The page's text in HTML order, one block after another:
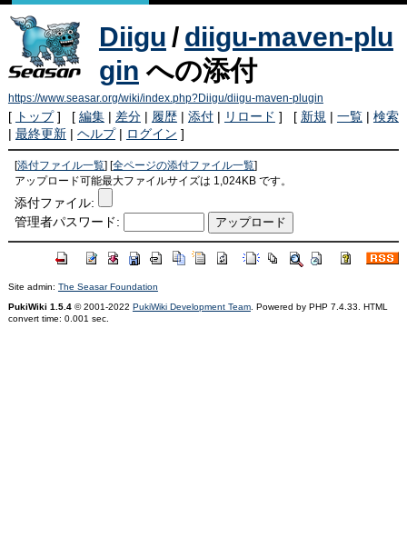
Diigu / diigu-maven-plu
gin への添付
https://www.seasar.org/wiki/index.php?Diigu/diigu-maven-plugin
[ トップ] [ 編集| 差分| 履歴| 添付| リロード ] [ 新規 | 一覧| 検索
| 最終更新| ヘルプ| ログイン ]
[添付ファイル一覧 ] [全ページの添付ファイル一覧
アップロード可能最大ファイルサイズは 1,024KB です。
添付ファイル:
管理者パスワード:
Site admin: The Seasar Foundation
PukiWiki 1.5.4© 2001-2022 PukiWiki Development Team. Powered by PHP 7.4.33. HTML
convert time: 0.001 sec.